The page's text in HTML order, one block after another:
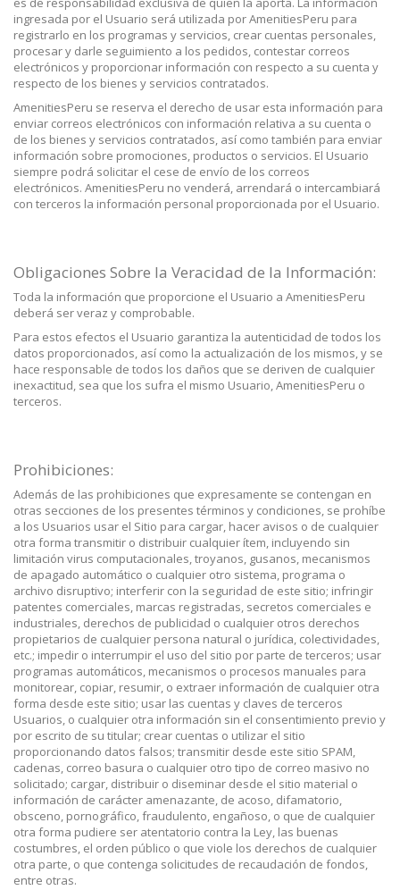
ingresada por el Usuario será utilizada por AmenitiesPeru para
registrarlo en los programas y servicios, crear cuentas personales,
procesar y darle seguimiento a los pedidos, contestar correos
electrónicos y proporcionar información con respecto a su cuenta y
respecto de los bienes y servicios contratados.
AmenitiesPeru se reserva el derecho de usar esta información para
enviar correos electrónicos con información relativa a su cuenta o
de los bienes y servicios contratados, así como también para enviar
información sobre promociones, productos o servicios. El Usuario
siempre podrá solicitar el cese de envío de los correos
electrónicos. AmenitiesPeru no venderá, arrendará o intercambiará
con terceros la información personal proporcionada por el Usuario.
Obligaciones Sobre la Veracidad de la Información:
Toda la información que proporcione el Usuario a AmenitiesPeru
deberá ser veraz y comprobable.
Para estos efectos el Usuario garantiza la autenticidad de todos los
datos proporcionados, así como la actualización de los mismos, y se
hace responsable de todos los daños que se deriven de cualquier
inexactitud, sea que los sufra el mismo Usuario, AmenitiesPeru o
terceros.
Prohibiciones:
Además de las prohibiciones que expresamente se contengan en
otras secciones de los presentes términos y condiciones, se prohíbe
a los Usuarios usar el Sitio para cargar, hacer avisos o de cualquier
otra forma transmitir o distribuir cualquier ítem, incluyendo sin
limitación virus computacionales, troyanos, gusanos, mecanismos
de apagado automático o cualquier otro sistema, programa o
archivo disruptivo; interferir con la seguridad de este sitio; infringir
patentes comerciales, marcas registradas, secretos comerciales e
industriales, derechos de publicidad o cualquier otros derechos
propietarios de cualquier persona natural o jurídica, colectividades,
etc.; impedir o interrumpir el uso del sitio por parte de terceros; usar
programas automáticos, mecanismos o procesos manuales para
monitorear, copiar, resumir, o extraer información de cualquier otra
forma desde este sitio; usar las cuentas y claves de terceros
Usuarios, o cualquier otra información sin el consentimiento previo y
por escrito de su titular; crear cuentas o utilizar el sitio
proporcionando datos falsos; transmitir desde este sitio SPAM,
cadenas, correo basura o cualquier otro tipo de correo masivo no
solicitado; cargar, distribuir o diseminar desde el sitio material o
información de carácter amenazante, de acoso, difamatorio,
obsceno, pornográfico, fraudulento, engañoso, o que de cualquier
otra forma pudiere ser atentatorio contra la Ley, las buenas
costumbres, el orden público o que viole los derechos de cualquier
otra parte, o que contenga solicitudes de recaudación de fondos,
entre otras.